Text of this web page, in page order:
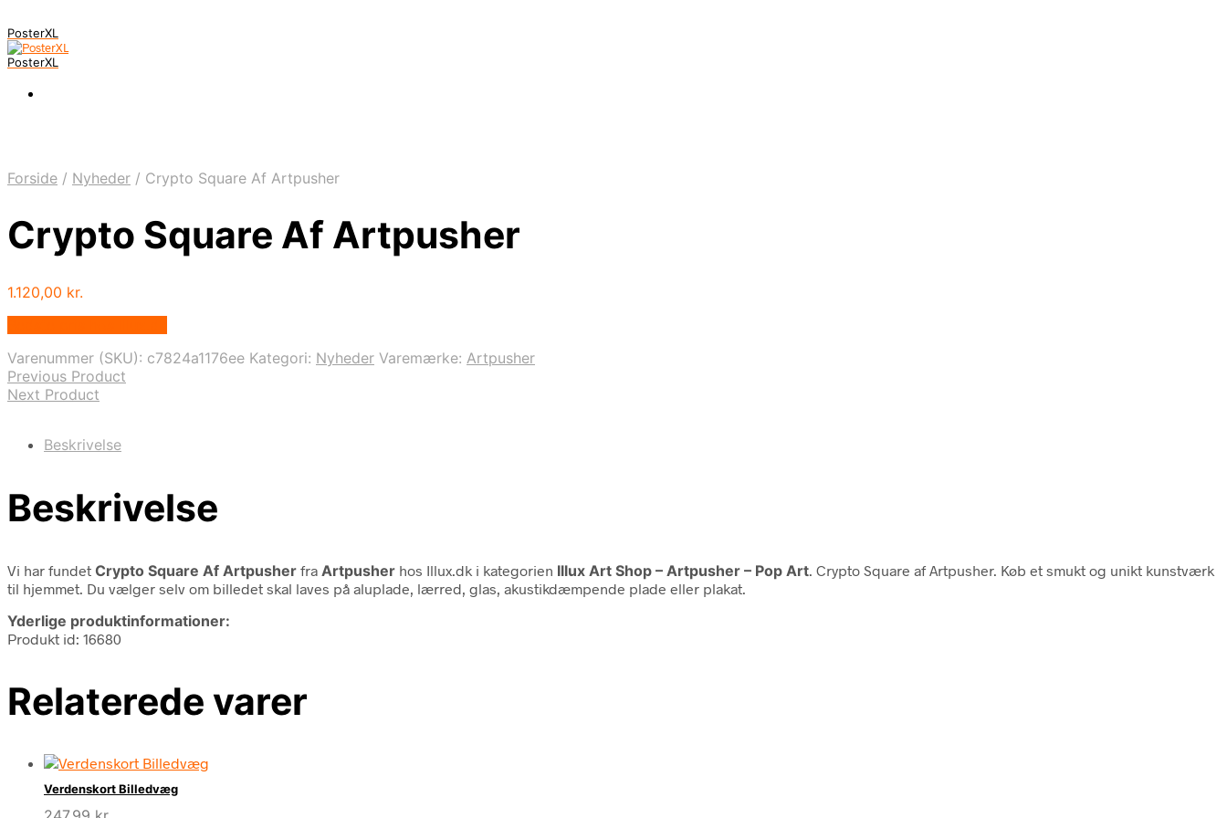
PosterXL
PosterXL
Forside / Nyheder / Crypto Square Af Artpusher
Crypto Square Af Artpusher
1.120,00 kr.
Varenummer (SKU): c7824a1176ee Kategori: Nyheder Varemærke: Artpusher
Previous Product
Next Product
Beskrivelse
Beskrivelse
Vi har fundet Crypto Square Af Artpusher fra Artpusher hos Illux.dk i kategorien Illux Art Shop – Artpusher – Pop Art . Crypto Square af Artpusher. Køb et smukt og unikt kunstværk
til hjemmet. Du vælger selv om billedet skal laves på aluplade, lærred, glas, akustikdæmpende plade eller plakat.
Yderlige produktinformationer:
Produkt id: 16680
Relaterede varer
Verdenskort Billedvæg